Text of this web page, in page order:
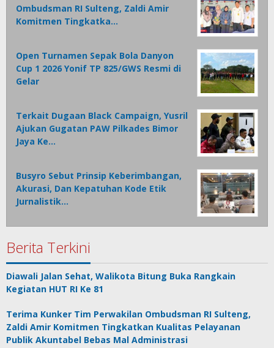
Ombudsman RI Sulteng, Zaldi Amir
Komitmen Tingkatka…
Open Turnamen Sepak Bola Danyon
Cup 1 2026 Yonif TP 825/GWS Resmi di
Gelar
Terkait Dugaan Black Campaign, Yusril
Ajukan Gugatan PAW Pilkades Bimor
Jaya Ke…
Busyro Sebut Prinsip Keberimbangan,
Akurasi, Dan Kepatuhan Kode Etik
Jurnalistik…
Berita Terkini
Diawali Jalan Sehat, Walikota Bitung Buka Rangkain
Kegiatan HUT RI Ke 81
Terima Kunker Tim Perwakilan Ombudsman RI Sulteng,
Zaldi Amir Komitmen Tingkatkan Kualitas Pelayanan
Publik Akuntabel Bebas Mal Administrasi